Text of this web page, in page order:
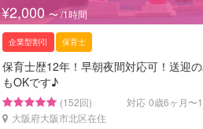
¥2,000 〜 /1時間
企業型割引 保育士
保育士歴12年！早朝夜間対応可！送迎
もOKです♪
(152回) 対応 0歳6ヶ月〜
大阪府大阪市北区在住